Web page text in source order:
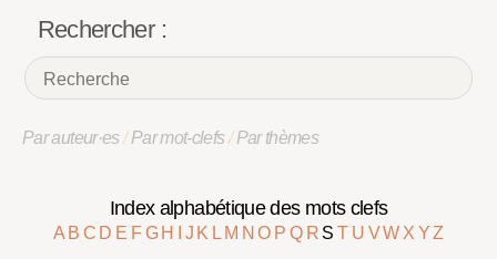
Rechercher :
Par auteur·es/Par mot-clefs/Par thèmes
Index alphabétique des mots clefs
A B C D E F G H J K L M NO P Q R ST U VW X YZ